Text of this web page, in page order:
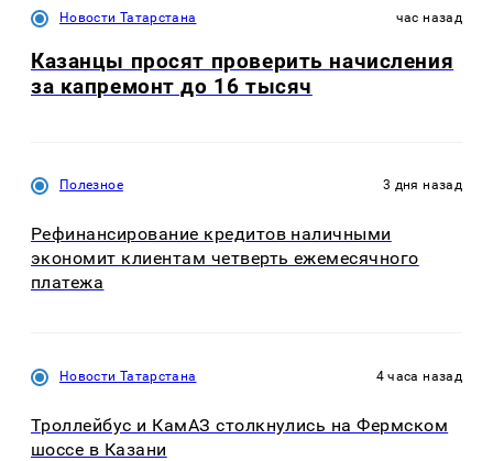
Новости Татарстана час назад
Казанцы просят проверить начисления
за капремонт до 16 тысяч
Полезное 3 дня назад
Рефинансирование кредитов наличными
экономит клиентам четверть ежемесячного
платежа
Новости Татарстана 4 часа назад
Троллейбус и КамАЗ столкнулись на Фермском
шоссе в Казани